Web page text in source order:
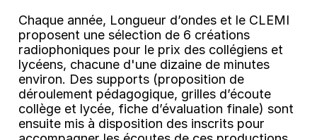
Chaque année, Longueur d’ondes et le CLEMI
proposent une sélection de 6 créations
radiophoniques pour le prix des collégiens et
lycéens, chacune d'une dizaine de minutes
environ. Des supports (proposition de
déroulement pédagogique, grilles d’écoute
collège et lycée, fiche d’évaluation finale) sont
ensuite mis à disposition des inscrits pour